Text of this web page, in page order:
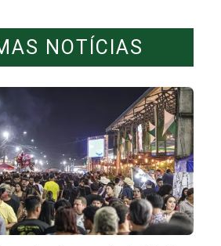
NOTÍCIAS